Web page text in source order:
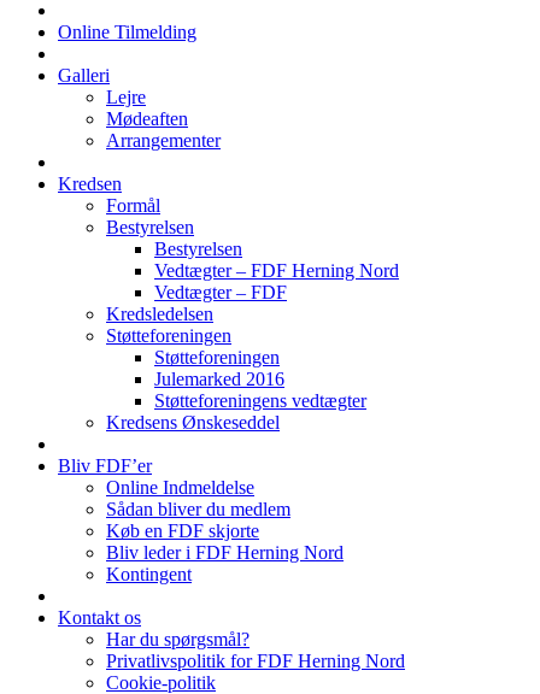
Online Tilmelding
Galleri
Lejre
Mødeaften
Arrangementer
Kredsen
Formål
Bestyrelsen
Bestyrelsen
Vedtægter – FDF Herning Nord
Vedtægter – FDF
Kredsledelsen
Støtteforeningen
Støtteforeningen
Julemarked 2016
Støtteforeningens vedtægter
Kredsens Ønskeseddel
Bliv FDF’er
Online Indmeldelse
Sådan bliver du medlem
Køb en FDF skjorte
Bliv leder i FDF Herning Nord
Kontingent
Kontakt os
Har du spørgsmål?
Privatlivspolitik for FDF Herning Nord
Cookie-politik